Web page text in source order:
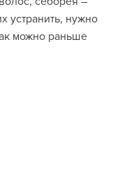
устранить, нужно
можно раньше